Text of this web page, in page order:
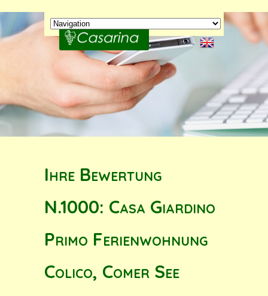
Ihre Bewertung
N.1000: Casa Giardino
Primo Ferienwohnung
Colico, Comer See